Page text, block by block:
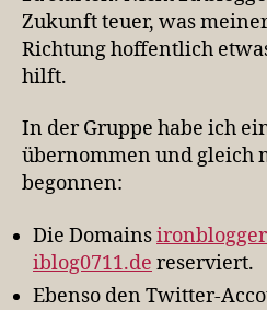
Zukunft teuer, was
Richtung hoffentlich
hilft.
In der Gruppe habe ich
übernommen und gleich
begonnen:
Die Domains
iblog0711.de reserviert.
Ebenso den Twitter-